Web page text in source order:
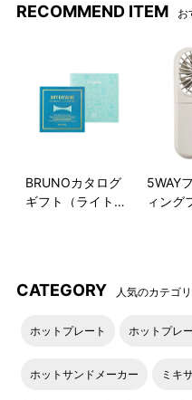
RECOMMEND ITEM お
BRUNOカタログ
ギフト（ライトブ
5WAY
ィング
CATEGORY 人気のカテゴリ
ホットプレート ホットプレ
ホットサンドメーカー ミキ